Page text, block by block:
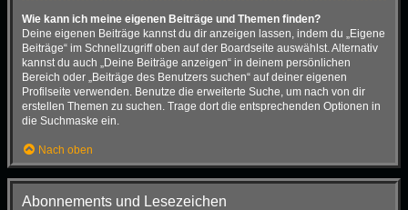
Wie kann ich meine eigenen Beiträge und Themen finden?
Deine eigenen Beiträge kannst du dir anzeigen lassen, indem du „Eigene
Beiträge“ im Schnellzugriff oben auf der Boardseite auswählst. Alternativ
kannst du auch „Deine Beiträge anzeigen“ in deinem persönlichen
Bereich oder „Beiträge des Benutzers suchen“ auf deiner eigenen
Profilseite verwenden. Benutze die erweiterte Suche, um nach von dir
erstellen Themen zu suchen. Trage dort die entsprechenden Optionen in
die Suchmaske ein.
Nach oben
Abonnements und Lesezeichen